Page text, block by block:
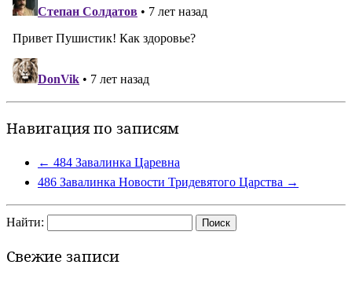
Навигация по записям
← 484 Завалинка Царевна
486 Завалинка Новости Тридевятого Царства →
Найти:
Свежие записи